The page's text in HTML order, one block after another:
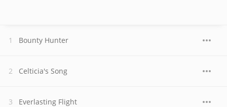
Bounty Hunter
Celticia's Song
Everlasting Flight